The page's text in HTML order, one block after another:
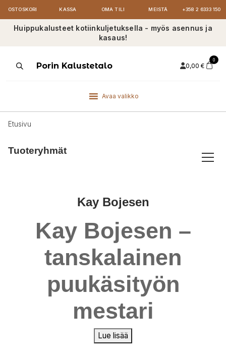
OSTOSKORI KASSA OMA TILI MEISTÄ +358 2 6333 150
Huippukalusteet kotiinkuljetuksella - myös asennus ja
kasaus!
ProductsPorin Kalustetalo 0,00 €
0
Avaa valikko
Etusivu
Tuoteryhmät
Kay Bojesen
Kay Bojesen –
tanskalainen
puukäsityön
mestari
Lue lisää